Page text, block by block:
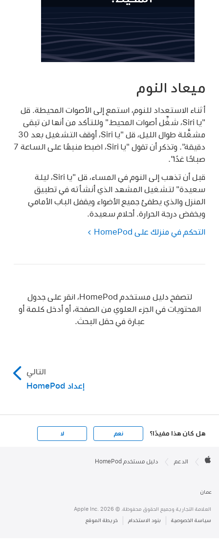
ميعاد النوم
أثناء الاستعداد للنوم، استمع إلى الأصوات المحيطة. قل
"يا Siri، شغِّل أصوات المحيط."
وللتأكد من أنها لن تبقى
مشغَّلة طوال الليل، قل
"يا Siri، أوقف التشغيل بعد 30
دقيقة". وتذكر أن تقول
"يا Siri، اضبط منبهًا على الساعة 7
صباحًا غدًا".
قبل أن تذهب إلى النوم في المساء، قل
"يا Siri، ليلة
سعيدة" لتشغيل المشهد الذي أنشأته في تطبيق
المنزل والذي يطفئ جميع الأضواء ويقفل الباب الأمامي
ويخفض درجة الحرارة. أحلام سعيدة.
التحكم في منزلك على HomePod
لتصفح دليل مستخدم HomePod، انقر على جدول
المحتويات في الجزء العلوي من الصفحة، أو أدخل كلمة أو
عبارة في حقل البحث.
التالي
إعداد HomePod
هل كان هذا مفيدًا؟ نعم لا
Footer

الدعم دليل مستخدم HomePod
عمان
العلامة التجارية وجميع الحقوق محفوظة. © 2026 .Apple Inc
سياسة الخصوصية بنود الاستخدام خريطة الموقع